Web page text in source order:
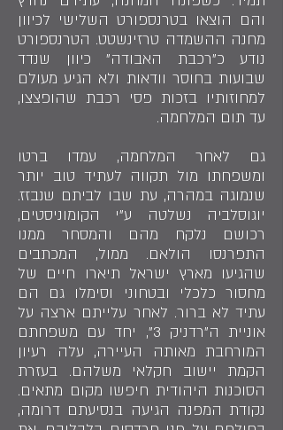
והם הוצאו בטרנספורט השלישי לכיוון
מחנה ההשמדה טרזינשטט. הטרנספורט
נודע כ"רכבת האבודה" כיוון שנדד
שבועות בחוסר וודאות ולא הגיע מעולם
למחוזותיו בזכות פסי רכבת שהופצצו,
עד תום המלחמה.
גם לאחר המלחמה, עמדו ברטו
ומשפחתו מול תקווה לעתיד טוב יותר
שנמוגה במהרה, עת שבו לביתם שנבזז.
יוגוסלביה נשלטה ע"י הקומוניסטים,
רכושם נלקח מהם והמסחר ממנו
התפרנסו הולאם. ממול, המכתבים
שהגיעו מארץ ישראל תיארו חיים של
מחסור כלכלי ובטחוני וסימלו גם הם
עתיד לא ברור. לאחר עלייתם ארצה על
אוניית ה"רדניק 3", יחד עם משפחתם
המורחבת מאותה העיירה, עלה רעיון
הקמת יישוב חקלאי משלהם. בעזרת
הסוכנות היהודית חיפשו מקום מתאים.
נקודת המפנה הגיעה בנסיעתם דרומה,